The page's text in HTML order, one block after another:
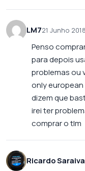
LM721 Junho 2018
Penso
para depois
problemas ou
only
dizem que
irei ter
comprar o tlm
Ricardo Saraiva